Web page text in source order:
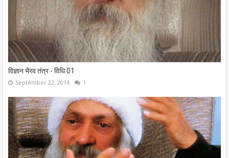
विज्ञान भैरव तंत्र - विधि 01
September 22, 2014 1